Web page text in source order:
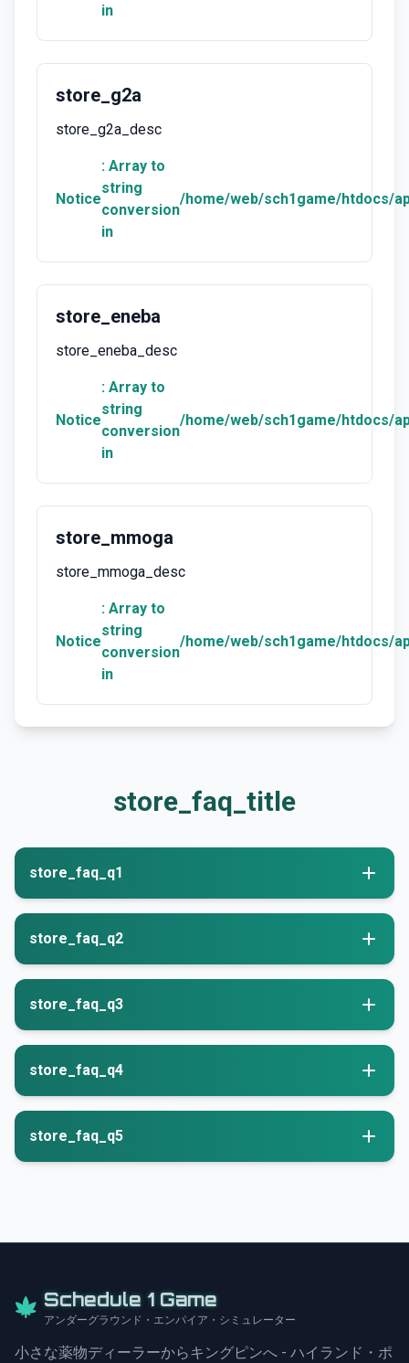
in
store_g2a
store_g2a_desc
Notice
: Array to
string
conversion
in
/home/web/sch1game/htdocs/
store_eneba
store_eneba_desc
Notice
: Array to
string
conversion
in
/home/web/sch1game/htdocs/
store_mmoga
store_mmoga_desc
Notice
: Array to
string
conversion
in
/home/web/sch1game/htdocs/
store_faq_title
store_faq_q1
store_faq_q2
store_faq_q3
store_faq_q4
store_faq_q5
Schedule 1 Game
アンダーグラウンド・エンパイア・シミュレーター
小さな薬物ディーラーからキングピンへ - ハイランド・ポ